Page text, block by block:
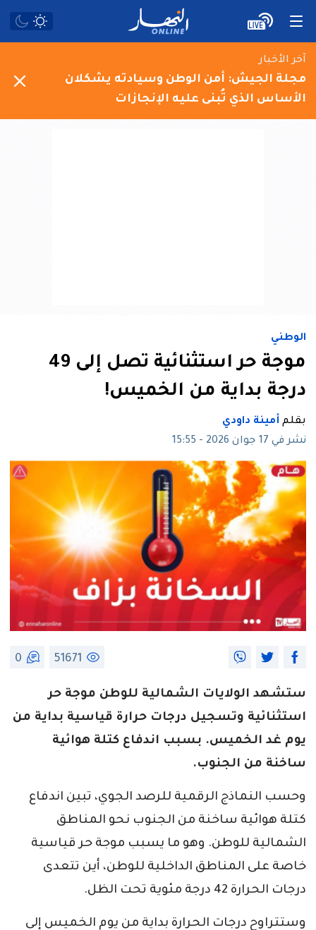
آخر الأخبار
مجلة الجيش: أمن الوطن وسيادته يشكلان
الأساس الذي تُبنى عليه الإنجازات
الوطني
موجة حر استثنائية تصل إلى 49
درجة بداية من الخميس!
بقلم أمينة داودي
نشر في 17 جوان 2026 - 15:55
51671
0
ستشهد الولايات الشمالية للوطن موجة حر
استثنائية وتسجيل درجات حرارة قياسية بداية من
يوم غد الخميس. بسبب اندفاع كتلة هوائية
ساخنة من الجنوب.
وحسب النماذج الرقمية للرصد الجوي، تبين اندفاع
كتلة هوائية ساخنة من الجنوب نحو المناطق
الشمالية للوطن. وهو ما يسبب موجة حر قياسية
خاصة على المناطق الداخلية للوطن، أين تتعدى
درجات الحرارة 42 درجة مئوية تحت الظل.
وستتراوح درجات الحرارة بداية من يوم الخميس إلى